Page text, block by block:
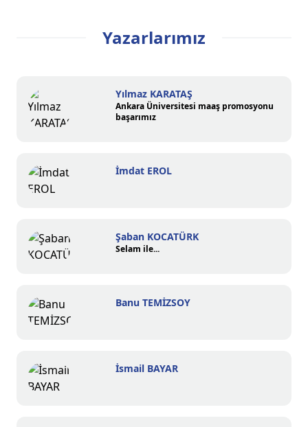
Yazarlarımız
Yılmaz KARATAŞ
Ankara Üniversitesi maaş promosyonu
başarımız
İmdat EROL
Şaban KOCATÜRK
Selam ile...
Banu TEMİZSOY
İsmail BAYAR